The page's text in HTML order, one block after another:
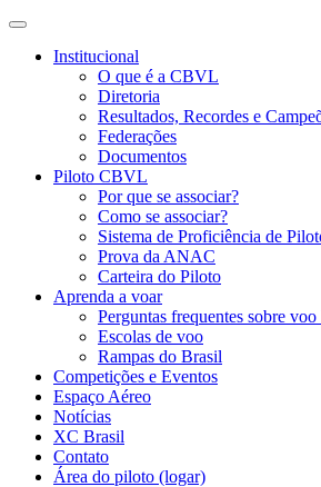
Institucional
O que é a CBVL
Diretoria
Resultados, Recordes e
Federações
Documentos
Piloto CBVL
Por que se associar?
Como se associar?
Sistema de Proficiência de
Prova da ANAC
Carteira do Piloto
Aprenda a voar
Perguntas frequentes sobre
Escolas de voo
Rampas do Brasil
Competições e Eventos
Espaço Aéreo
Notícias
XC Brasil
Contato
Área do piloto (logar)